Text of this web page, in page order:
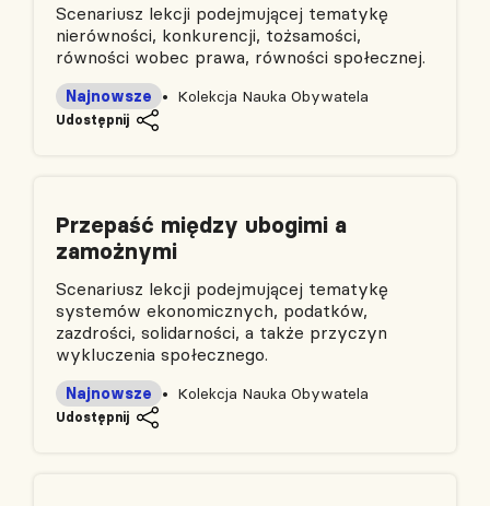
Scenariusz lekcji podejmującej tematykę
nierówności, konkurencji, tożsamości,
równości wobec prawa, równości społecznej.
Kolekcja Nauka Obywatela
Najnowsze
Udostępnij
Przepaść między ubogimi a
zamożnymi
Scenariusz lekcji podejmującej tematykę
systemów ekonomicznych, podatków,
zazdrości, solidarności, a także przyczyn
wykluczenia społecznego.
Kolekcja Nauka Obywatela
Najnowsze
Udostępnij